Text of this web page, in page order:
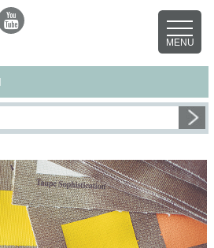
possibile questo sito utilizza i cookies.
sito autorizzi l’uso dei cookies. Per ulteriori
MENU